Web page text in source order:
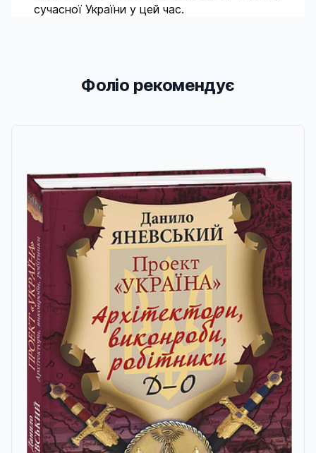
сучасної України у цей час.
Фоліо рекомендує